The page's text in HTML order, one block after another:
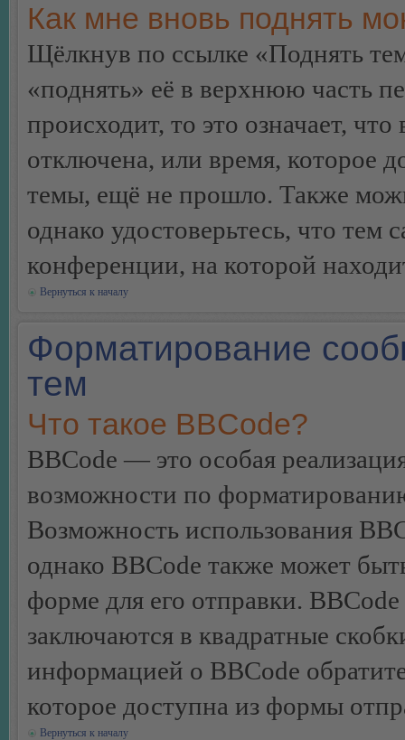
Как мне вновь поднять
Щёлкнув по ссылке «Поднять
«поднять» её в верхнюю часть
происходит, то это означает,
отключена, или время, которое
темы, ещё не прошло. Также
однако удостоверьтесь, что
конференции, на которой
Вернуться к началу
Форматирование
тем
Что такое BBCode?
BBCode — это особая
возможности по
Возможность использования
однако BBCode также может
форме для его отправки.
заключаются в квадратные
информацией о BBCode
которое доступна из формы
Вернуться к началу